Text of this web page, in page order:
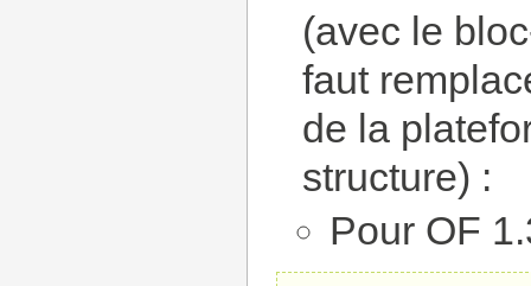
(avec le
faut
de la
structure) :
Pour OF